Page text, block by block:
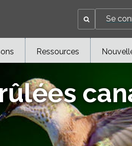
Se
Ressources